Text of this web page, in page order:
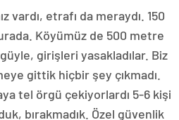
vardı, etrafı da meraydı. 150
Köyümüz de 500 metre
girişleri yasakladılar. Biz
gittik hiçbir şey çıkmadı.
tel örgü çekiyorlardı 5-6 kişi
bırakmadık. Özel güvenlik